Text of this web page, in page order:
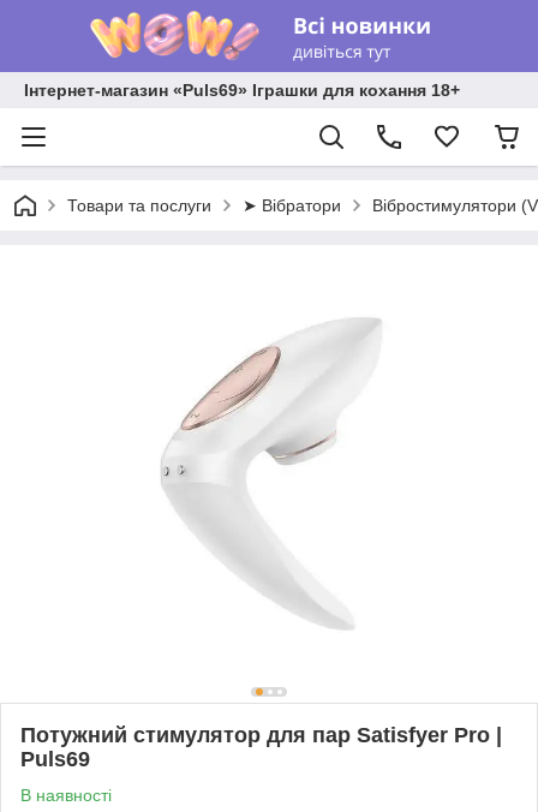
Інтернет-магазин «Puls69» Іграшки для кохання 18+
Товари та послуги ➤ Вібратори Вібростимулятори
Потужний стимулятор для пар Satisfyer Pro |
Puls69
В наявності